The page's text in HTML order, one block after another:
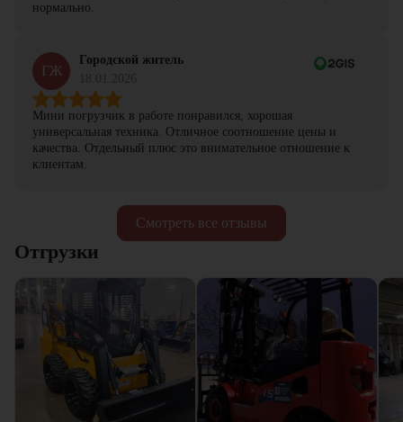
Смотреть все отзывы
нормально.
ГЖ
Городской житель
Мини погрузчик в работе понравился, хорошая
универсальная техника. Отличное соотношение цены и
качества. Отдельный плюс это внимательное отношение к
клиентам.
Отгрузки